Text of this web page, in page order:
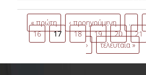
Σελίδες
« πρώτη ‹ προηγούμενη …
16
17 18 19 20 21
›
τελευταία »